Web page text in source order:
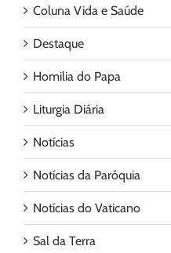
Coluna Vida e Saúde
Destaque
Homilia do Papa
Liturgia Diária
Notícias
Notícias da Paróquia
Notícias do Vaticano
Sal da Terra